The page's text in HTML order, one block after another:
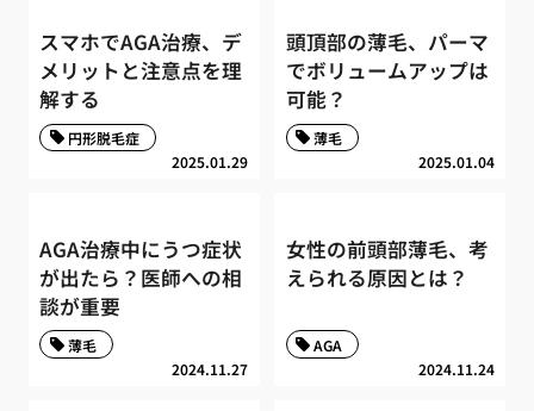
スマホでAGA治療、デ
メリットと注意点を理
解する
2025.01.29
円形脱毛症
頭頂部の薄毛、パーマ
でボリュームアップは
可能？
2025.01.04
薄毛
AGA治療中にうつ症状
が出たら？医師への相
談が重要
2024.11.27
薄毛
女性の前頭部薄毛、考
えられる原因とは？
2024.11.24
AGA